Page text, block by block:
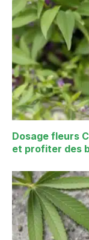
Dosage fleurs
et profiter des